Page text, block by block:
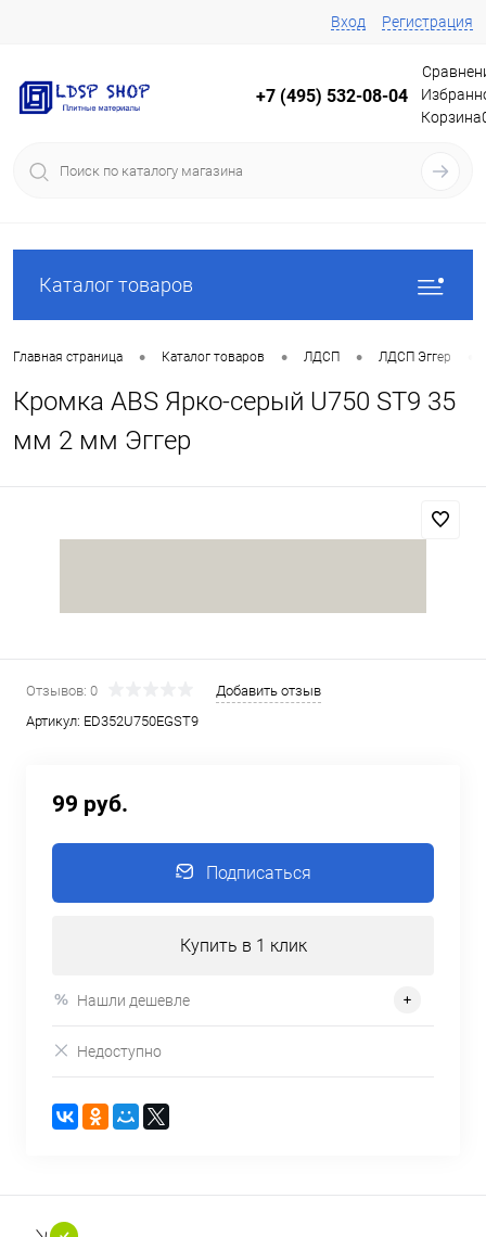
Вход Регистрация
+7 (495) 532-08-04
Корзина
Каталог товаров
Главная страница • Каталог товаров • ЛДСП • ЛДСП Эггер
Кромка ABS Ярко-серый U750 ST9 35
мм 2 мм Эггер
Отзывов: 0
Добавить отзыв
Артикул: ED352U750EGST9
99 руб.
Подписаться
Купить в 1 клик
Нашли дешевле
Недоступно